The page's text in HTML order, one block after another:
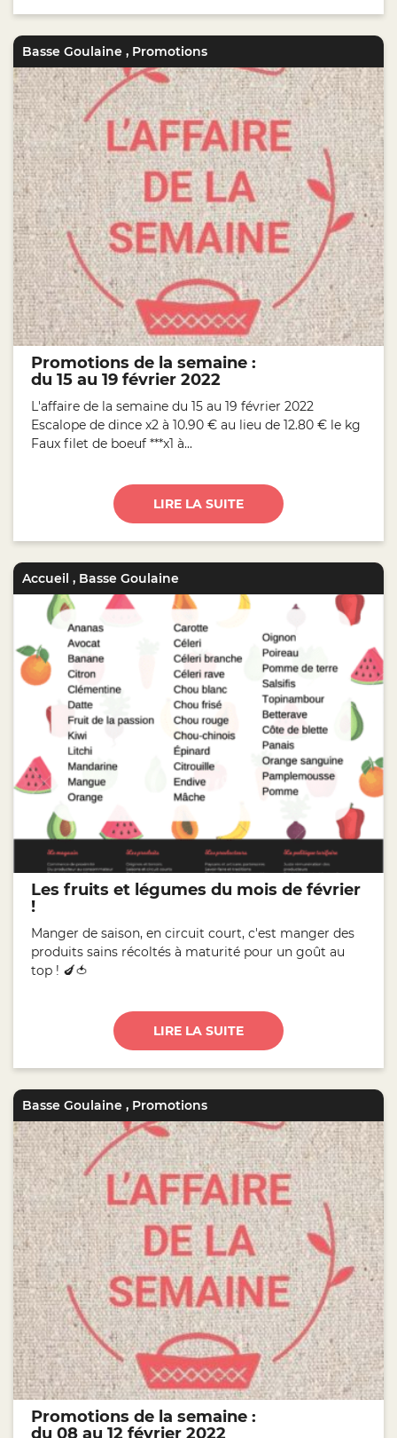
Basse Goulaine , Promotions
Promotions de la semaine :
du 15 au 19 février 2022
L'affaire de la semaine du 15 au 19 février 2022
Escalope de dince x2 à 10.90 € au lieu de 12.80 € le kg
Faux filet de boeuf ***x1 à...
LIRE LA SUITE
Accueil , Basse Goulaine
Les fruits et légumes du mois de février
!
Manger de saison, en circuit court, c'est manger des
produits sains récoltés à maturité pour un goût au
top ! 🍆🍅
LIRE LA SUITE
Basse Goulaine , Promotions
Promotions de la semaine :
du 08 au 12 février 2022